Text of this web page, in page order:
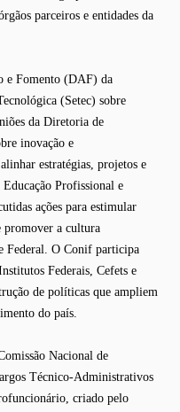
parceiros e entidades da
e Fomento (DAF) da
(Setec) sobre
da Diretoria de
inovação e
estratégias, projetos e
Profissional e
ações para estimular
promover a cultura
Federal. O Conif participa
Federais, Cefets e
de políticas que ampliem
do país.
Nacional de
Técnico-Administrativos
criado pelo